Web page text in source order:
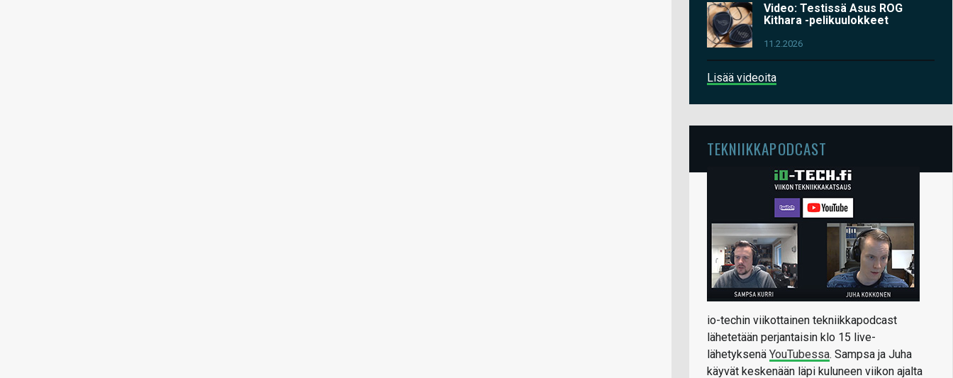
Video: Testissä Asus ROG
Kithara -pelikuulokkeet
11.2.2026
Lisää videoita
TEKNIIKKAPODCAST
io-techin viikottainen tekniikkapodcast
lähetetään perjantaisin klo 15 live-
lähetyksenä YouTubessa. Sampsa ja Juha
käyvät keskenään läpi kuluneen viikon ajalta